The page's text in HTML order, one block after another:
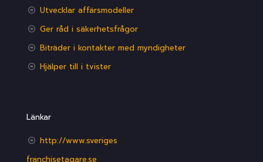
Utvecklar affärsmodeller
Ger råd i säkerhetsfrågor
Biträder i kontakter med myndigheter
Hjälper till i tvister
Länkar
http://www.sveriges
franchisetagare.se